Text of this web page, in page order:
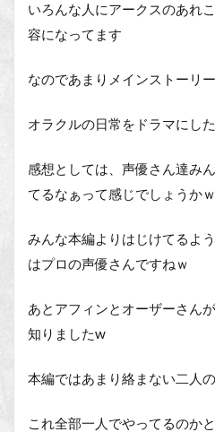
いろんな人にアークスのあれ
容になってます
なのであまりメインストーリ
オラクルの日常をドラマにし
感想としては、声優さん達み
てるなぁって感じでしょうかｗ
みんな本編よりはじけてるよ
はプロの声優さんですねｗ
あとアフィンとオーザーさん
知りましたw
本編ではあまり絡まない二人
これ全部一人でやってるのか